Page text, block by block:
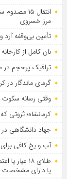
انتقال ۱۵
مرز خسروی
تأمین بی‌وقفه آرد
نان کامل از
ترافیک پرحجم در
گرمای ماندگار در
وقتی رسانه
کرمانشاه؛ ثروتی
جهاد دانشگاهی
آب و یخ کافی
یا دارای مشخصات